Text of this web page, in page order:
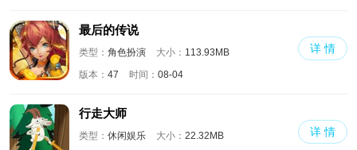
最后的传说
类型： 角色扮演 大小： 113.93MB
版本： 47 时间： 08-04
详 情
行走大师
类型： 休闲娱乐 大小： 22.32MB 详 情